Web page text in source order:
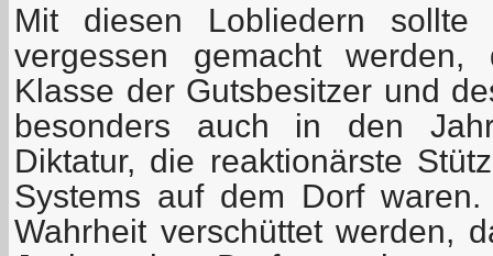
Mit diesen Lobliedern
vergessen gemacht
Klasse der Gutsbesitzer und
besonders auch in den
Diktatur, die reaktionärste
Systems auf dem Dorf
Wahrheit verschüttet werden,